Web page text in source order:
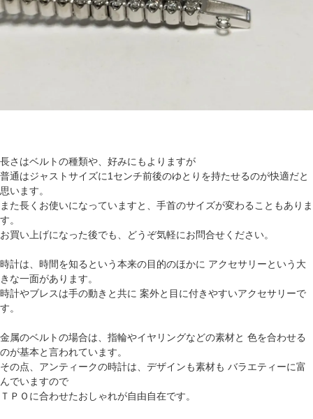
長さはベルトの種類や、好みにもよりますが
普通はジャストサイズに1センチ前後のゆとりを持たせるのが快適だと
思います。
また長くお使いになっていますと、手首のサイズが変わることもありま
す。
お買い上げになった後でも、どうぞ気軽にお問合せください。
時計は、時間を知るという本来の目的のほかに アクセサリーという大
きな一面があります。
時計やブレスは手の動きと共に 案外と目に付きやすいアクセサリーで
す。
金属のベルトの場合は、指輪やイヤリングなどの素材と 色を合わせる
のが基本と言われています。
その点、アンティークの時計は、デザインも素材も バラエティーに富
んでいますので
ＴＰＯに合わせたおしゃれが自由自在です。